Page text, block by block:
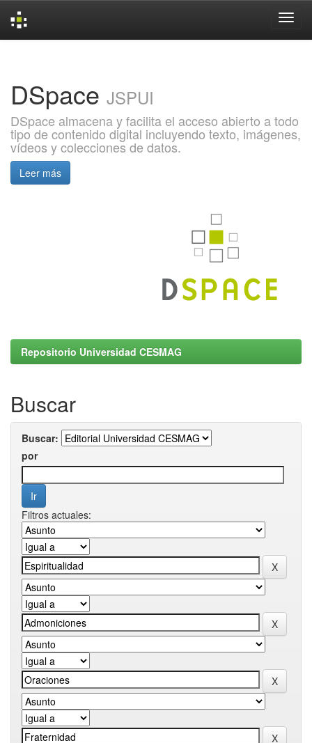
DSpace JSPUI
DSpace almacena y facilita el acceso abierto a todo
tipo de contenido digital incluyendo texto, imágenes,
vídeos y colecciones de datos.
Leer más
Repositorio Universidad CESMAG
Buscar
Buscar:
por
Filtros actuales: